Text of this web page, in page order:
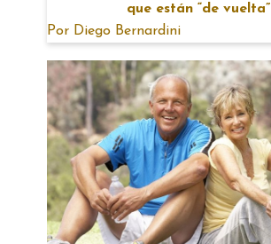
que están “de vuelta”
Por Diego Bernardini